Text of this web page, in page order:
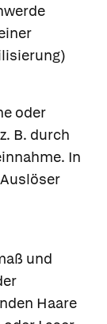
oder
B. durch
In
und
Haare